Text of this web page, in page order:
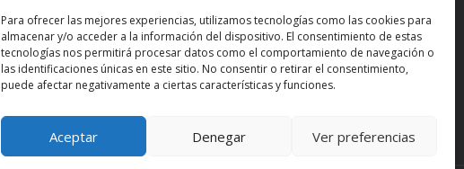
Para ofrecer las mejores experiencias, utilizamos tecnologías como las cookies para
almacenar y/o acceder a la información del dispositivo. El consentimiento de estas
tecnologías nos permitirá procesar datos como el comportamiento de navegación o
las identificaciones únicas en este sitio. No consentir o retirar el consentimiento,
puede afectar negativamente a ciertas características y funciones.
Aceptar Denegar Ver preferencias
Política de Privacidad
Política de Cookies